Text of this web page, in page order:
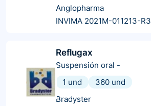
Anglopharma
INVIMA 2021M-011213-R3
Reflugax
Suspensión oral -
1 und
360 und
Bradyster